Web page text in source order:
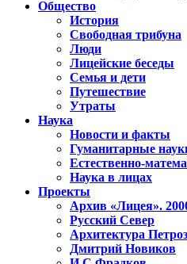
Общество
История
Свободная трибуна
Люди
Лицейские беседы
Семья и дети
Путешествие
Утраты
Наука
Новости и факты
Гуманитарные
Естественно-
Наука в лицах
Проекты
Архив «Лицея».
Русский Север
Архитектура
Дмитрий Новиков